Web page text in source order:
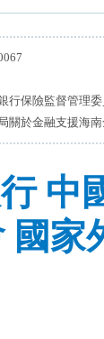
行保險監督管理
關於金融支援海
中
國家